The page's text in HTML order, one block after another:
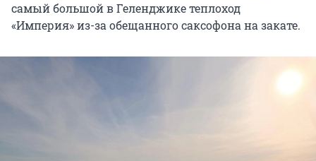
самый большой в Геленджике теплоход
«Империя» из-за обещанного саксофона на закате.